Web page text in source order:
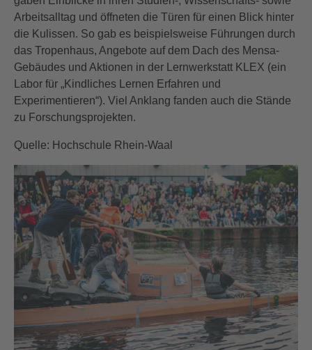
Arbeitsalltag und öffneten die Türen für einen Blick hinter
die Kulissen. So gab es beispielsweise Führungen durch
das Tropenhaus, Angebote auf dem Dach des Mensa-
Gebäudes und Aktionen in der Lernwerkstatt KLEX (ein
Labor für „Kindliches Lernen Erfahren und
Experimentieren“). Viel Anklang fanden auch die Stände
zu Forschungsprojekten.
Quelle: Hochschule Rhein-Waal